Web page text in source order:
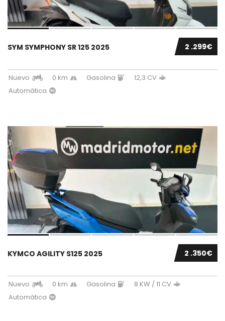
2 .299€
SYM SYMPHONY SR 125 2025
Nuevo 0 km Gasolina
12,3 CV
Automática
2 .350€
KYMCO AGILITY S125 2025
Nuevo 0 km Gasolina
8 KW / 11 CV
Automática